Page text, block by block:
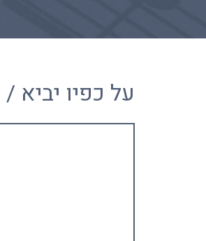
על כפיו יביא /